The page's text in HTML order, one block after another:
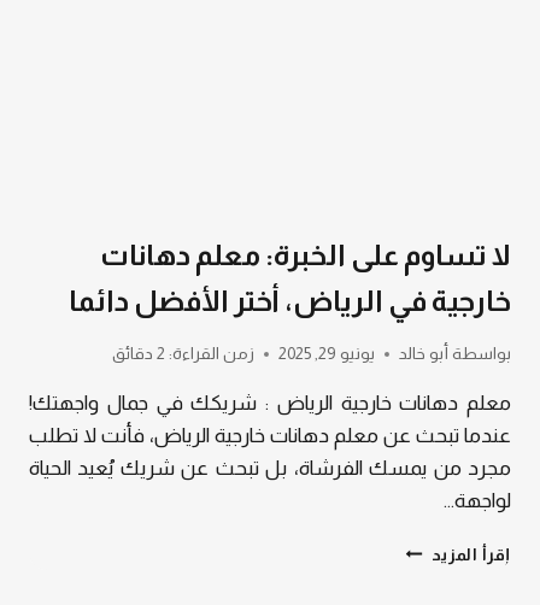
لا تساوم على الخبرة: معلم دهانات
خارجية في الرياض، أختر الأفضل دائما
بواسطة أبو خالد يونيو 29, 2025 زمن القراءة: 2 دقائق
معلم دهانات خارجية الرياض : شريكك في جمال واجهتك!
عندما تبحث عن معلم دهانات خارجية الرياض، فأنت لا تطلب
مجرد من يمسك الفرشاة، بل تبحث عن شريك يُعيد الحياة
لواجهة…
إقرأ المزيد لا